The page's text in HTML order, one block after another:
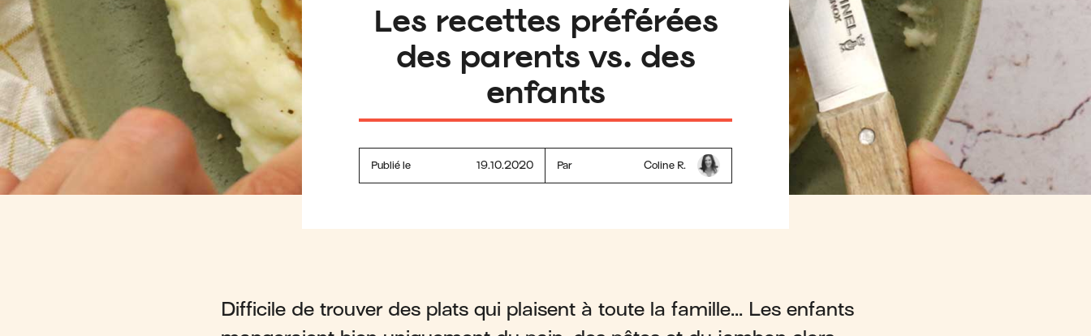
Les recettes préférées
des parents vs. des
enfants
Publié le 19.10.2020 Par Coline R.
Difficile de trouver des plats qui plaisent à toute la famille... Les enfants